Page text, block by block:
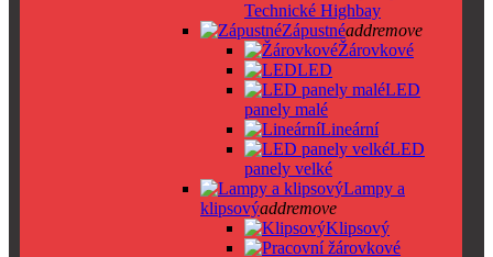
Technické Highbay
Zápustnéaddremove
Žárovkové
LED
LED
panely malé
Lineární
LED
panely velké
Lampy a
klipsovýaddremove
Klipsový